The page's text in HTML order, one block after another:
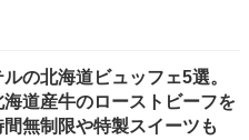
の北海道ビュッフェ5選。
道産牛のローストビーフを
無制限や特製スイーツも